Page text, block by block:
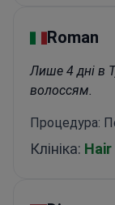
Roman
Лише 4 дні в
волоссям.
Процедура:
Клініка: